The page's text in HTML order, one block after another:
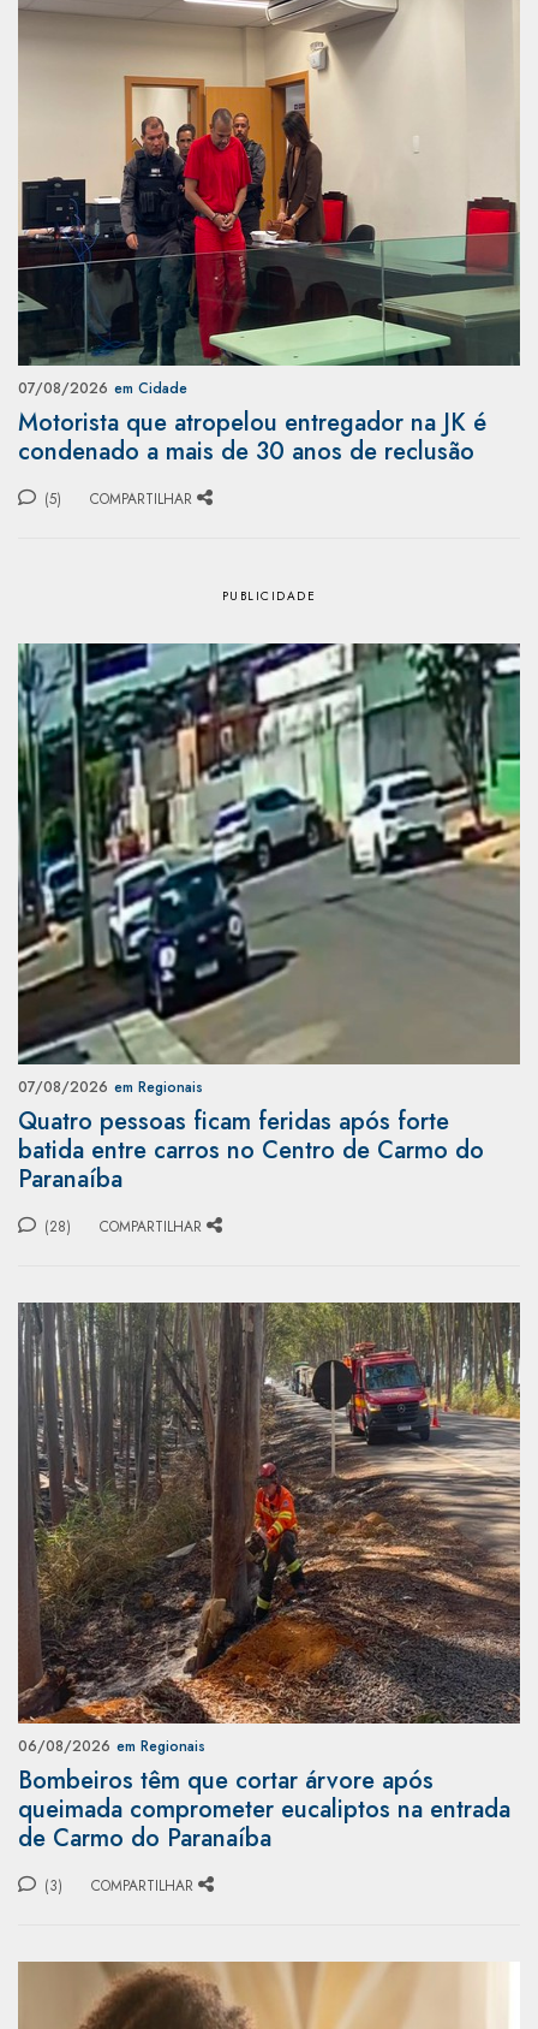
07/08/2026 em Cidade
Motorista que atropelou entregador na JK é
condenado a mais de 30 anos de reclusão
(5) COMPARTILHAR
07/08/2026 em Regionais
Quatro pessoas ficam feridas após forte
batida entre carros no Centro de Carmo do
Paranaíba
(28) COMPARTILHAR
06/08/2026 em Regionais
Bombeiros têm que cortar árvore após
queimada comprometer eucaliptos na entrada
de Carmo do Paranaíba
(3) COMPARTILHAR